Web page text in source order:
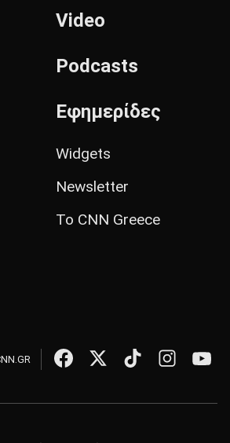
Video
Podcasts
Εφημερίδες
Widgets
Newsletter
Το CNN Greece